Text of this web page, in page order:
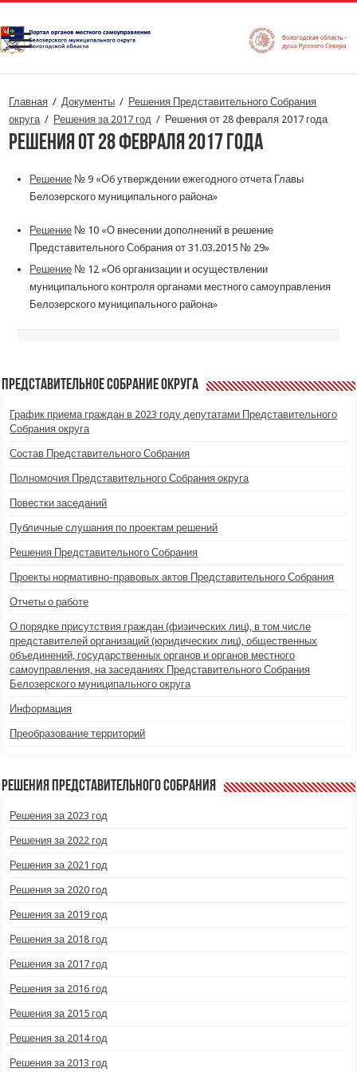
Главная / Документы / Решения Представительного Собрания
округа / Решения за 2017 год / Решения от 28 февраля 2017 года
Решения от 28 февраля 2017 года
Решение № 9 «Об утверждении ежегодного отчета Главы
Белозерского муниципального района»
Решение № 10 «О внесении дополнений в решение
Представительного Собрания от 31.03.2015 № 29»
Решение № 12 «Об организации и осуществлении
муниципального контроля органами местного самоуправления
Белозерского муниципального района»
Представительное Собрание округа
График приема граждан в 2023 году депутатами Представительного
Собрания округа
Состав Представительного Собрания
Полномочия Представительного Собрания округа
Повестки заседаний
Публичные слушания по проектам решений
Решения Представительного Собрания
Проекты нормативно-правовых актов Представительного Собрания
Отчеты о работе
О порядке присутствия граждан (физических лиц), в том числе
представителей организаций (юридических лиц), общественных
объединений, государственных органов и органов местного
самоуправления, на заседаниях Представительного Собрания
Белозерского муниципального округа
Информация
Преобразование территорий
Решения Представительного Собрания
Решения за 2023 год
Решения за 2022 год
Решения за 2021 год
Решения за 2020 год
Решения за 2019 год
Решения за 2018 год
Решения за 2017 год
Решения за 2016 год
Решения за 2015 год
Решения за 2014 год
Решения за 2013 год